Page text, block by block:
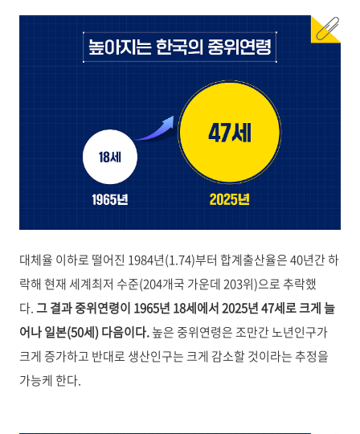
대체율 이하로 떨어진 1984년(1.74)부터 합계출산율은 40년간 하
락해 현재 세계최저 수준(204개국 가운데 203위)으로 추락했
다.그 결과 중위연령이 1965년 18세에서 2025년 47세로 크게 늘
어나 일본(50세) 다음이다.높은 중위연령은 조만간 노년인구가
크게 증가하고 반대로 생산인구는 크게 감소할 것이라는 추정을
가능케 한다.